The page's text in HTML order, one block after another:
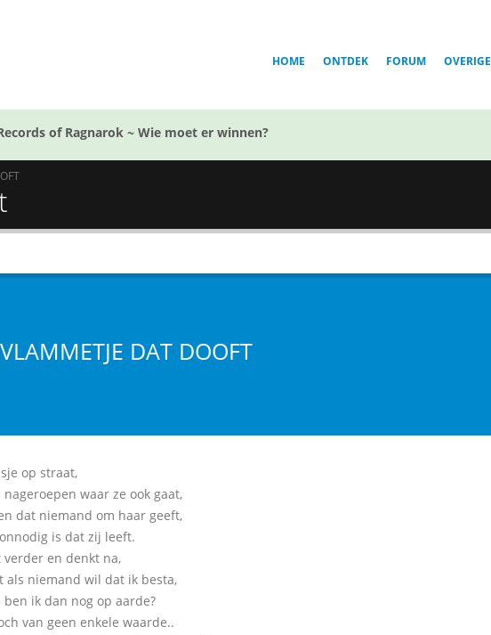
HOME ONTDEK FORUM OVERIGE
of Ragnarok ~ Wie moet er winnen?
DAT DOOFT
op straat,
waar ze ook gaat,
dat niemand om haar geeft,
is dat zij leeft.
verder en denkt na,
als niemand wil dat ik besta,
ik dan nog op aarde?
van geen enkele waarde..